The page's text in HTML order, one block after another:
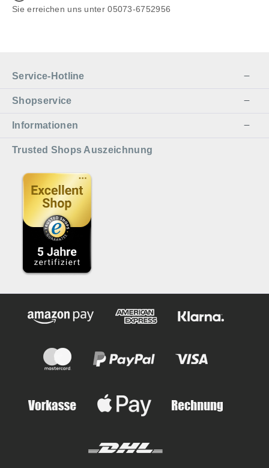
Sie erreichen uns unter 05073-6752956
Service-Hotline
Shopservice
Informationen
Trusted Shops Auszeichnung